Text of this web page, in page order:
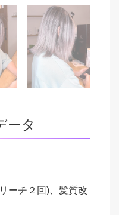
ータ
ーチ２回)、髪質改